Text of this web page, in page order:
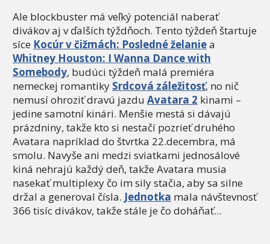
Ale blockbuster má veľký potenciál naberať
divákov aj v ďalších týždňoch. Tento týždeň štartuje
síce Kocúr v čižmách: Posledné želaniea
Whitney Houston: I Wanna Dance with
Somebody, budúci týždeň malá premiéra
nemeckej romantiky Srdcová záležitosť, no nič
nemusí ohroziť dravú jazdu Avatara 2 kinami –
jedine samotní kinári. Menšie mestá si dávajú
prázdniny, takže kto si nestačí pozrieť druhého
Avatara napríklad do štvrtka 22.decembra, má
smolu. Navyše ani medzi sviatkami jednosálové
kiná nehrajú každý deň, takže Avatara musia
nasekať multiplexy čo im sily stačia, aby sa silne
držal a generoval čísla. Jednotka mala návštevnosť
366 tisíc divákov, takže stále je čo doháňať...